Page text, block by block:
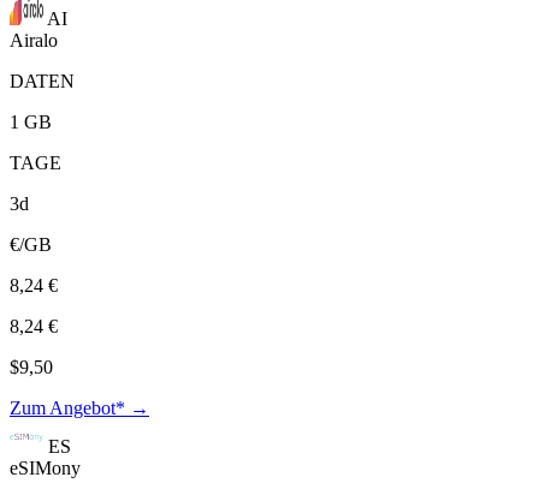
AI
Airalo
DATEN
1 GB
TAGE
3d
€/GB
8,24 €
8,24 €
$9,50
Zum Angebot* →
ES
eSIMony